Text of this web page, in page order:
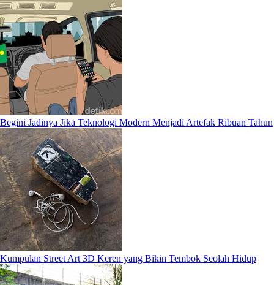
Begini Jadinya Jika Teknologi Modern Menjadi Artefak Ribuan Tahun
Kumpulan Street Art 3D Keren yang Bikin Tembok Seolah Hidup